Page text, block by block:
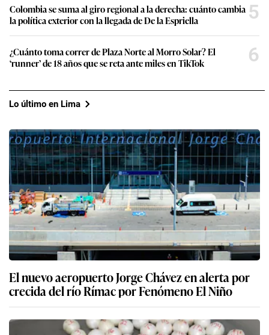
Colombia se suma al giro regional a la derecha: cuánto cambia
la política exterior con la llegada de De la Espriella
5
¿Cuánto toma correr de Plaza Norte al Morro Solar? El
‘runner’ de 18 años que se reta ante miles en TikTok
6
Lo último en Lima
El nuevo aeropuerto Jorge Chávez en alerta por
crecida del río Rímac por Fenómeno El Niño